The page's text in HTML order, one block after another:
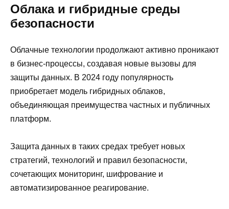
Облака и гибридные среды
безопасности
Облачные технологии продолжают активно проникают
в бизнес-процессы, создавая новые вызовы для
защиты данных. В 2024 году популярность
приобретает модель гибридных облаков,
объединяющая преимущества частных и публичных
платформ.
Защита данных в таких средах требует новых
стратегий, технологий и правил безопасности,
сочетающих мониторинг, шифрование и
автоматизированное реагирование.